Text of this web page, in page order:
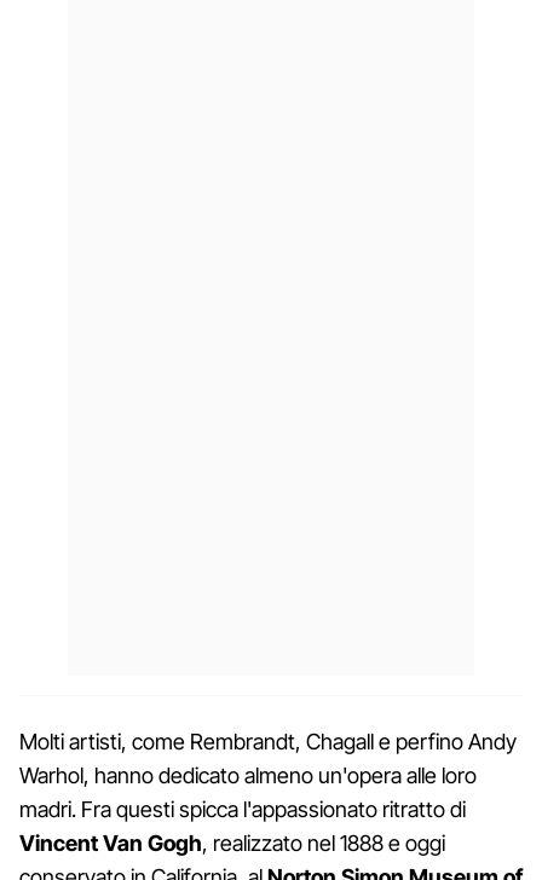
Molti artisti, come Rembrandt, Chagall e perfino Andy
Warhol, hanno dedicato almeno un'opera alle loro
madri. Fra questi spicca l'appassionato ritratto di
Vincent Van Gogh, realizzato nel 1888 e oggi